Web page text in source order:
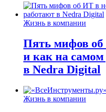
Жизнь в компании
Пять мифов
и как на самом
в Nedra Digital
Жизнь в компании